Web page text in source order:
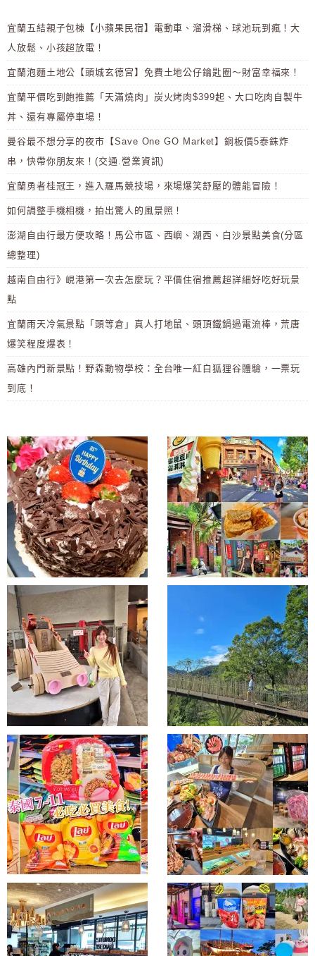
宜蘭五結親子包棟【小蘋果民宿】電動車、溜滑梯、球池玩到瘋！大
人放鬆、小孩超放電！
宜蘭泡麵土地公【頭城玄德宮】免費土地公仔鑰匙圈～財富幸福來！
宜蘭平價吃到飽推薦「天滿燒肉」炭火烤肉$399起、大口吃肉自製牛
丼、還有專屬停車場！
曼谷最不想分享的夜市【Save One GO Market】銅板價5泰銖炸
串，快帶你朋友來！(交通.營業資訊)
宜蘭勇者桂冠王，進入羅馬競技場，來場爆笑舒壓的體能冒險！
如何調整手機相機，拍出驚人的風景照！
澎湖自由行最方便攻略！馬公市區、西嶼、湖西、白沙景點美食(分區
總整理)
越南自由行》峴港第一次去怎麼玩？平價住宿推薦超詳細好吃好玩景
點
宜蘭雨天冷氣景點「頭等倉」真人打地鼠、頭頂鐵鍋過電流棒，荒唐
爆笑程度爆表！
高雄內門新景點！野森動物學校：全台唯一紅白狐狸谷體驗，一票玩
到底！